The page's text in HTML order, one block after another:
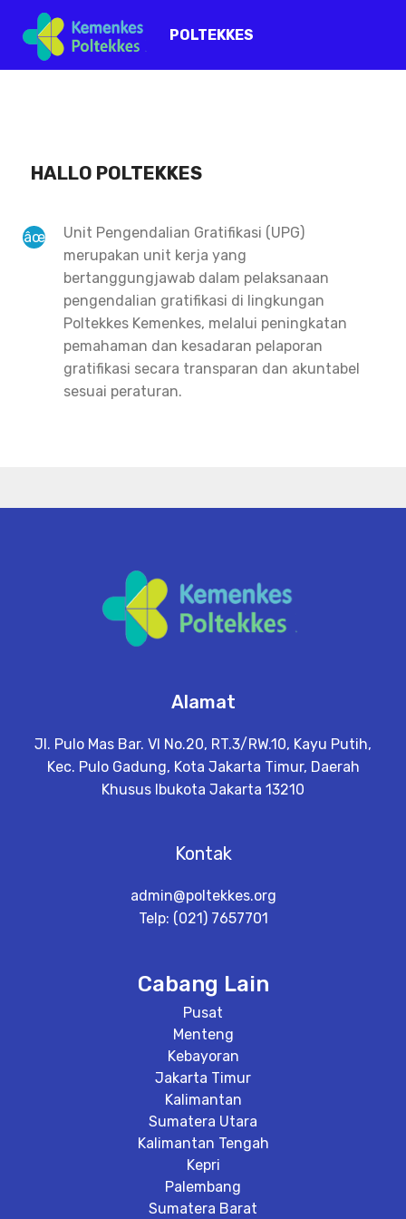
POLTEKKES
HALLO POLTEKKES
Unit Pengendalian Gratifikasi (UPG)
merupakan unit kerja yang
bertanggungjawab dalam pelaksanaan
pengendalian gratifikasi di lingkungan
Poltekkes Kemenkes, melalui peningkatan
pemahaman dan kesadaran pelaporan
gratifikasi secara transparan dan akuntabel
sesuai peraturan.
Alamat
Jl. Pulo Mas Bar. VI No.20, RT.3/RW.10, Kayu Putih,
Kec. Pulo Gadung, Kota Jakarta Timur, Daerah
Khusus Ibukota Jakarta 13210
Kontak
admin@poltekkes.org
Telp: (021) 7657701
Cabang Lain
Pusat
Menteng
Kebayoran
Jakarta Timur
Kalimantan
Sumatera Utara
Kalimantan Tengah
Kepri
Palembang
Sumatera Barat